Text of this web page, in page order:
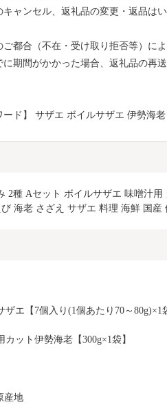
ャンセル、返礼品の変更・返品は
都合（不在・受け取り拒否等）に
に期間がかかった場合、返礼品の再
ード】 サザエ ボイルサザエ 伊勢海
2種 Aセット ボイルサザエ 味噌汁用
び 海老 さざえ サザエ 料理 海鮮 国産
ザエ【7個入り(1個あたり70～80g)×1
カット伊勢海老【300g×1袋】
産地